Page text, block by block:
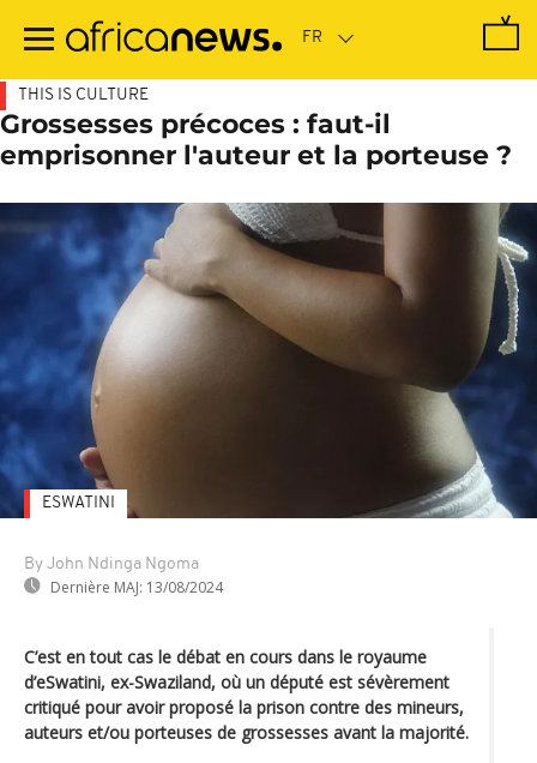
contenu
THIS IS CULTURE
Grossesses précoces : faut-il
emprisonner l'auteur et la porteuse ?
By John Ndinga Ngoma
Dernière MAJ: 13/08/2024
ESWATINI
C’est en tout cas le débat en cours dans le royaume
d’eSwatini, ex-Swaziland, où un député est sévèrement
critiqué pour avoir proposé la prison contre des mineurs,
auteurs et/ou porteuses de grossesses avant la majorité.